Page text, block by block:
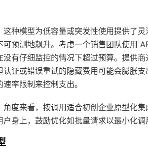
这种模型为低容量或突发性使用提供了
可预测地飙升。考虑一个销售团队使用
没有仔细监控的情况下超过预算。提
证或错误重试的隐藏费用可能会膨胀
率限制来控制支出。
角度来看，按调用适合初创企业原型化
身上，鼓励优化如批量请求以最小化调